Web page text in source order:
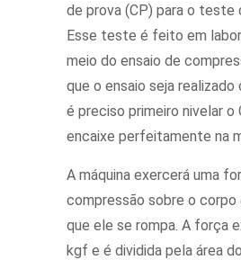
de prova (CP) para o teste
Esse teste é feito em
meio do ensaio de
que o ensaio seja
é preciso primeiro nivelar o
encaixe perfeitamente na
A máquina exercerá uma
compressão sobre o corpo
que ele se rompa. A força
kgf e é dividida pela área